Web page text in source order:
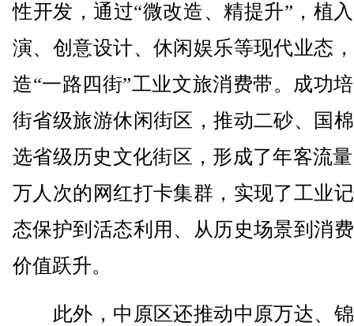
性开发，通过“微改造、精提升”，植
演、创意设计、休闲娱乐等现代业态
造“一路四街”工业文旅消费带。成功
街省级旅游休闲街区，推动二砂、国
选省级历史文化街区，形成了年客流
万人次的网红打卡集群，实现了工业
态保护到活态利用、从历史场景到消
价值跃升。
此外，中原区还推动中原万达、